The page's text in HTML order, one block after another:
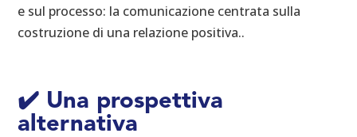
e sul processo: la comunicazione centrata sulla
costruzione di una relazione positiva..
✔️ Una prospettiva
alternativa